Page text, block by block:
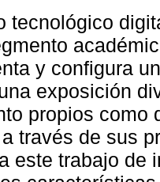
tecnológico
y configura
exposición
propios como
través de sus
este trabajo de